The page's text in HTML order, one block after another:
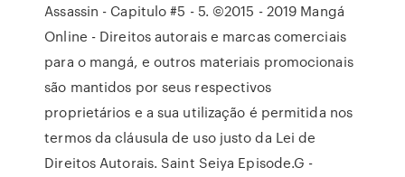
Assassin - Capitulo #5 - 5. ©2015 - 2019 Mangá
Online - Direitos autorais e marcas comerciais
para o mangá, e outros materiais promocionais
são mantidos por seus respectivos
proprietários e a sua utilização é permitida nos
termos da cláusula de uso justo da Lei de
Direitos Autorais. Saint Seiya Episode.G -